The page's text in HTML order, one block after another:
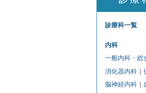
診療科一覧
内科
一般内科・総
消化器内科 ｜
脳神経内科 ｜